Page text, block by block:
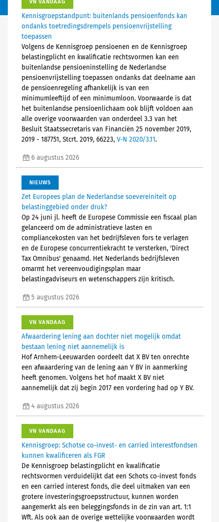
VN VANDAAG
Kennisgroepstandpunt: buitenlands pensioenfonds kan
ondanks toetredingsdrempels pensioenvrijstelling
toepassen
Volgens de Kennisgroep pensioenen en de Kennisgroep
belastingplicht en kwalificatie rechtsvormen kan een
buitenlandse pensioeninstelling de Nederlandse
pensioenvrijstelling toepassen ondanks dat deelname aan
de pensioenregeling afhankelijk is van een
minimumleeftijd of een minimumloon. Voorwaarde is dat
het buitenlandse pensioenlichaam ook blijft voldoen aan
alle overige voorwaarden van onderdeel 3.3 van het
Besluit Staatssecretaris van Financiën 25 november 2019,
2019 - 187751, Stcrt. 2019, 66223, V-N 2020/3.11.
6 augustus 2026
NIEUWS
Zet Europees plan de Nederlandse soevereiniteit op
belastinggebied onder druk?
Op 24 juni jl. heeft de Europese Commissie een fiscaal plan
gelanceerd om de administratieve lasten en
compliancekosten van het bedrijfsleven fors te verlagen
en de Europese concurrentiekracht te versterken, 'Direct
Tax Omnibus' genaamd. Het Nederlands bedrijfsleven
omarmt het vereenvoudigingsplan maar
belastingadviseurs en wetenschappers zijn kritisch.
5 augustus 2026
VN VANDAAG
Afwaardering lening aan dochter niet mogelijk omdat
bestaan lening niet aannemelijk is
Hof Arnhem-Leeuwarden oordeelt dat X BV ten onrechte
een afwaardering van de lening aan Y BV in aanmerking
heeft genomen. Volgens het hof maakt X BV niet
aannemelijk dat zij begin 2017 een vordering had op Y BV.
4 augustus 2026
VN VANDAAG
Kennisgroep: Schotse co-invest- en carried interestfondsen
kunnen kwalificeren als FGR
De Kennisgroep belastingplicht en kwalificatie
rechtsvormen verduidelijkt dat een Schots co-invest fonds
en een carried interest fonds, die deel uitmaken van een
grotere investeringsgroepsstructuur, kunnen worden
aangemerkt als een beleggingsfonds in de zin van art. 1:1
Wft. Als ook aan de overige wettelijke voorwaarden wordt